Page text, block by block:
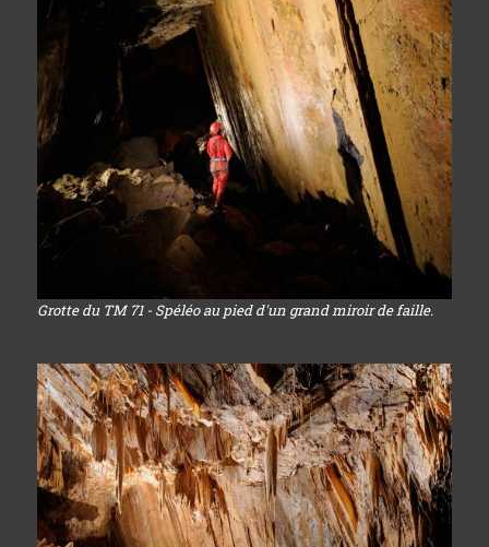
Grotte du TM 71 - Spéléo au pied d'un grand miroir de faille.